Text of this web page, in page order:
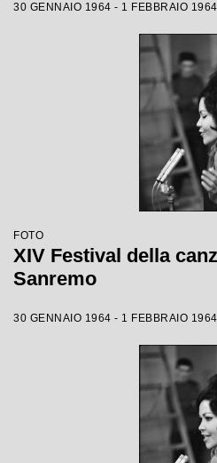
30 GENNAIO 1964 - 1 FEBBRAIO 1964
FOTO
XIV Festival della
Sanremo
30 GENNAIO 1964 - 1 FEBBRAIO 1964